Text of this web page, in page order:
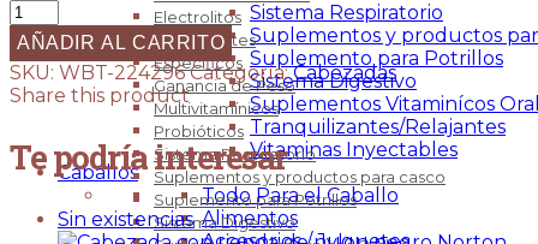
Sistema Respiratorio
Suplementos y productos
Suplemento para Potrillos
Sistema Digestivo
Suplementos Vitaminícos
Tranquilizantes/Relajantes
Vitaminas Inyectables
Caballos
Todo Para el Caballo
Alimentos
Electrolitos
Energizantes
Específicos
Ganancia de Peso
Multivitamínicos
Probióticos
Sistema Respiratorio
Suplementos y productos para casco
Suplemento para Potrillos
Sistema Digestivo
Cabezada
Kincade
en
ocho
con
cafe
warmblood
cantidad
AÑADIR AL CARRITO
SKU: WBT-224296 Categoría:Cabezadas
Share this product
Te podría interesar
Sin existencias